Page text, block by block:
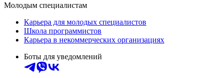
Молодым специалистам
Карьера для молодых специалистов
Школа программистов
Карьера в некоммерческих организациях
Боты для уведомлений